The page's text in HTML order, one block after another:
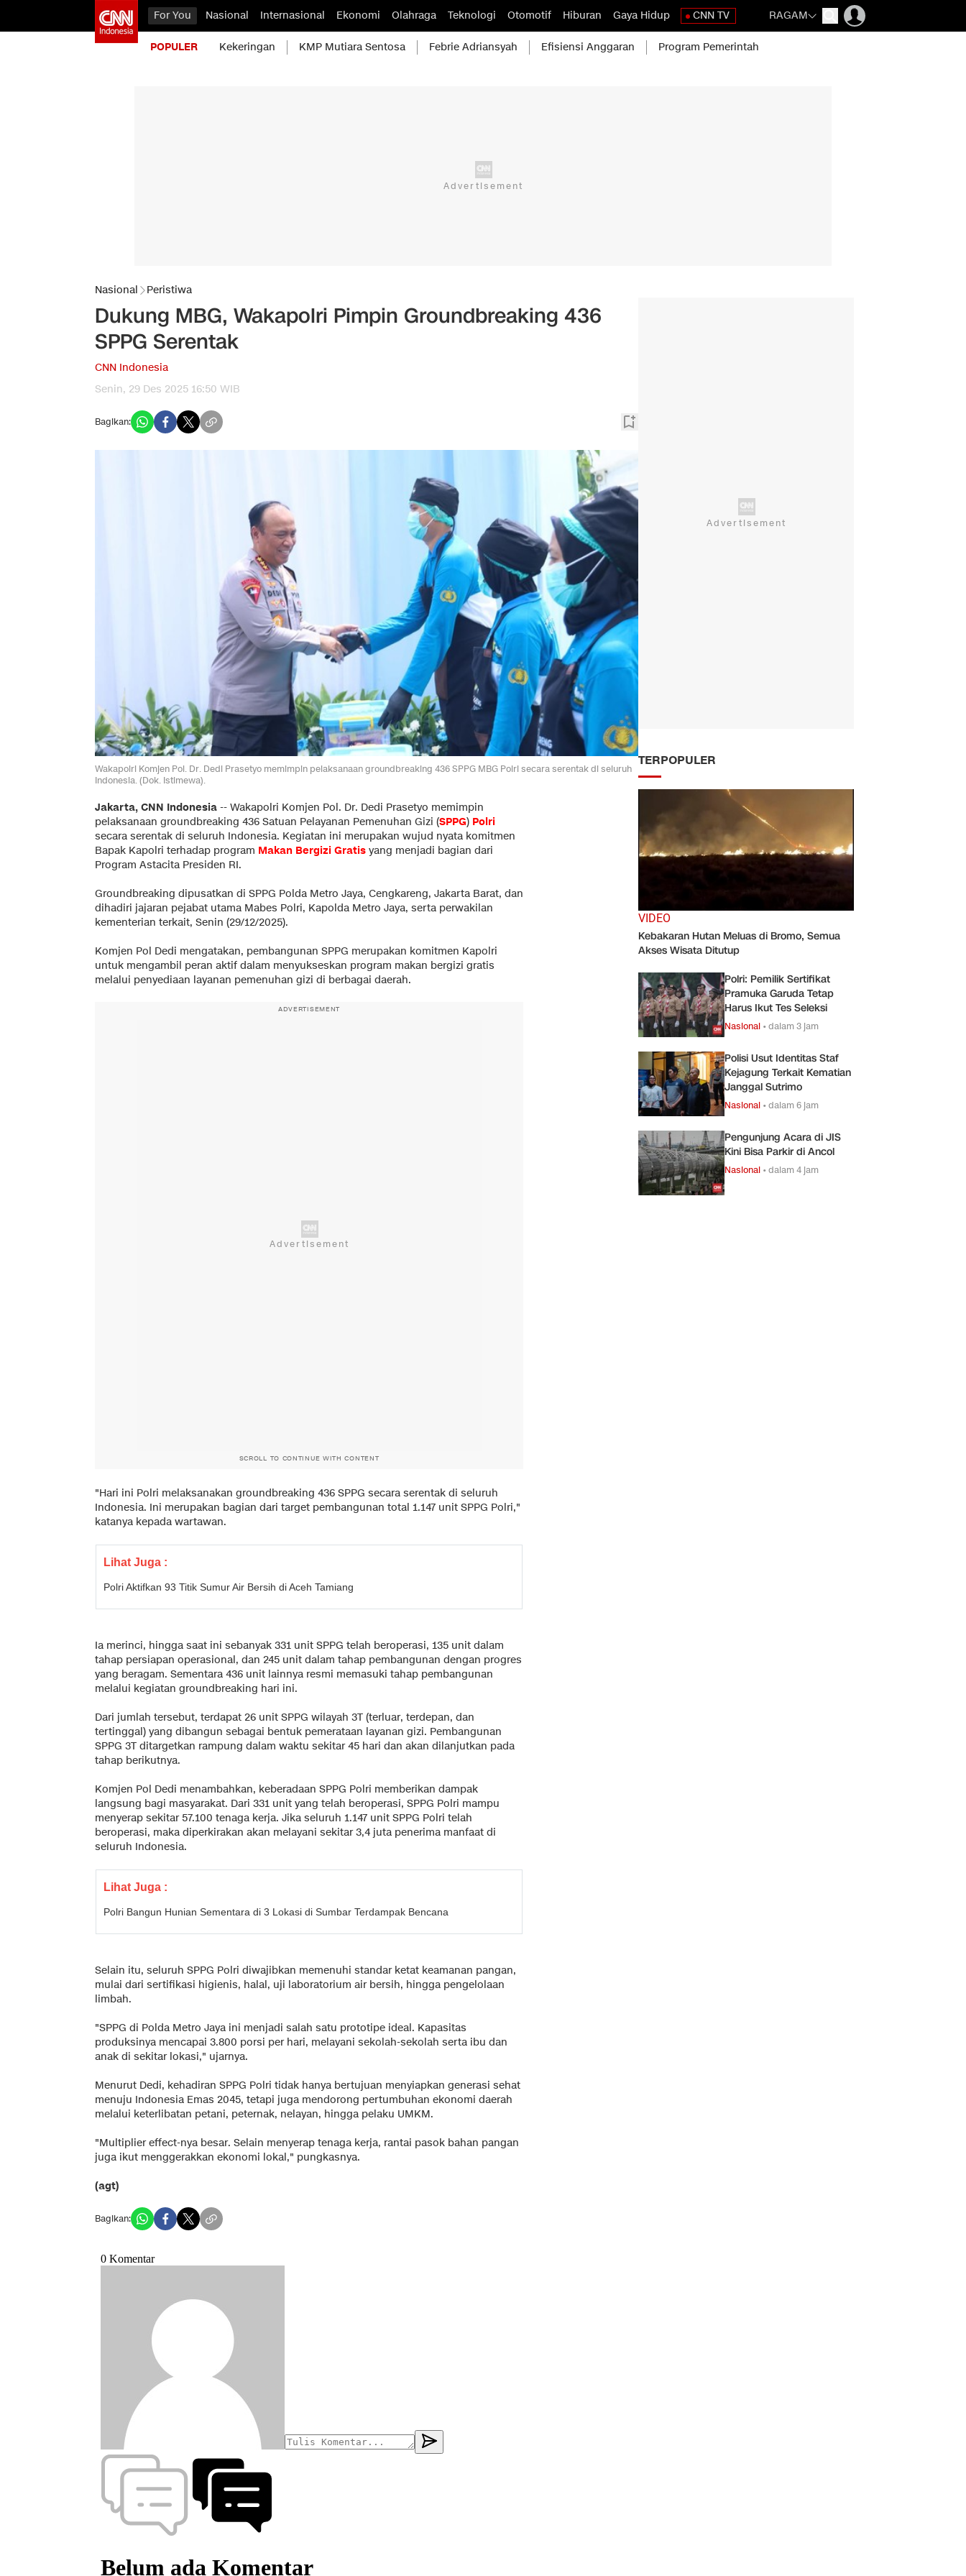
For You Nasional Internasional Ekonomi Olahraga Teknologi Otomotif Hiburan Gaya Hidup CNN TV RAGAM
POPULER Kekeringan KMP Mutiara Sentosa Febrie Adriansyah Efisiensi Anggaran Program Pemerintah
Nasional Peristiwa
Dukung MBG, Wakapolri Pimpin Groundbreaking 436
SPPG Serentak
CNN Indonesia
Senin, 29 Des 2025 16:50 WIB
Bagikan:
Wakapolri Komjen Pol. Dr. Dedi Prasetyo memimpin pelaksanaan groundbreaking 436 SPPG MBG Polri secara serentak di seluruh
Indonesia. (Dok. Istimewa).
Jakarta, CNN Indonesia -- Wakapolri Komjen Pol. Dr. Dedi Prasetyo memimpin
pelaksanaan groundbreaking 436 Satuan Pelayanan Pemenuhan Gizi (SPPG) Polri
secara serentak di seluruh Indonesia. Kegiatan ini merupakan wujud nyata komitmen
Bapak Kapolri terhadap program Makan Bergizi Gratis yang menjadi bagian dari
Program Astacita Presiden RI.
Groundbreaking dipusatkan di SPPG Polda Metro Jaya, Cengkareng, Jakarta Barat, dan
dihadiri jajaran pejabat utama Mabes Polri, Kapolda Metro Jaya, serta perwakilan
kementerian terkait, Senin (29/12/2025).
Komjen Pol Dedi mengatakan, pembangunan SPPG merupakan komitmen Kapolri
untuk mengambil peran aktif dalam menyukseskan program makan bergizi gratis
melalui penyediaan layanan pemenuhan gizi di berbagai daerah.
ADVERTISEMENT
SCROLL TO CONTINUE WITH CONTENT
"Hari ini Polri melaksanakan groundbreaking 436 SPPG secara serentak di seluruh
Indonesia. Ini merupakan bagian dari target pembangunan total 1.147 unit SPPG Polri,"
katanya kepada wartawan.
Lihat Juga :
Polri Aktifkan 93 Titik Sumur Air Bersih di Aceh Tamiang
Ia merinci, hingga saat ini sebanyak 331 unit SPPG telah beroperasi, 135 unit dalam
tahap persiapan operasional, dan 245 unit dalam tahap pembangunan dengan progres
yang beragam. Sementara 436 unit lainnya resmi memasuki tahap pembangunan
melalui kegiatan groundbreaking hari ini.
Dari jumlah tersebut, terdapat 26 unit SPPG wilayah 3T (terluar, terdepan, dan
tertinggal) yang dibangun sebagai bentuk pemerataan layanan gizi. Pembangunan
SPPG 3T ditargetkan rampung dalam waktu sekitar 45 hari dan akan dilanjutkan pada
tahap berikutnya.
Komjen Pol Dedi menambahkan, keberadaan SPPG Polri memberikan dampak
langsung bagi masyarakat. Dari 331 unit yang telah beroperasi, SPPG Polri mampu
menyerap sekitar 57.100 tenaga kerja. Jika seluruh 1.147 unit SPPG Polri telah
beroperasi, maka diperkirakan akan melayani sekitar 3,4 juta penerima manfaat di
seluruh Indonesia.
Lihat Juga :
Polri Bangun Hunian Sementara di 3 Lokasi di Sumbar Terdampak Bencana
Selain itu, seluruh SPPG Polri diwajibkan memenuhi standar ketat keamanan pangan,
mulai dari sertifikasi higienis, halal, uji laboratorium air bersih, hingga pengelolaan
limbah.
"SPPG di Polda Metro Jaya ini menjadi salah satu prototipe ideal. Kapasitas
produksinya mencapai 3.800 porsi per hari, melayani sekolah-sekolah serta ibu dan
anak di sekitar lokasi," ujarnya.
Menurut Dedi, kehadiran SPPG Polri tidak hanya bertujuan menyiapkan generasi sehat
menuju Indonesia Emas 2045, tetapi juga mendorong pertumbuhan ekonomi daerah
melalui keterlibatan petani, peternak, nelayan, hingga pelaku UMKM.
"Multiplier effect-nya besar. Selain menyerap tenaga kerja, rantai pasok bahan pangan
juga ikut menggerakkan ekonomi lokal," pungkasnya.
(agt)
Bagikan:
TERPOPULER
VIDEO
Kebakaran Hutan Meluas di Bromo, Semua
Akses Wisata Ditutup
Polri: Pemilik Sertifikat
Pramuka Garuda Tetap
Harus Ikut Tes Seleksi
Nasional •dalam 3 jam
Polisi Usut Identitas Staf
Kejagung Terkait Kematian
Janggal Sutrimo
Nasional •dalam 6 jam
Pengunjung Acara di JIS
Kini Bisa Parkir di Ancol
Nasional •dalam 4 jam